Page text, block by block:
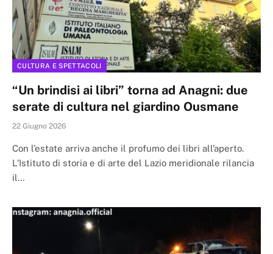
CULTURA E SPETTACOLI
“Un brindisi ai libri” torna ad Anagni: due
serate di cultura nel giardino Ousmane
22 Giugno 2026
Con l’estate arriva anche il profumo dei libri all’aperto.
L’Istituto di storia e di arte del Lazio meridionale rilancia
il…